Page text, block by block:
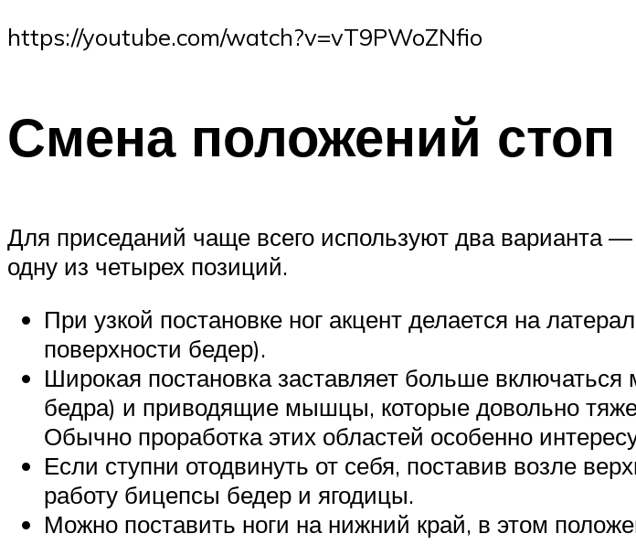
https://youtube.com/watch?v=vT9PWoZNfio
Смена положений стоп
Для приседаний чаще всего используют два
одну из четырех позиций.
При узкой постановке ног акцент делается на
поверхности бедер).
Широкая постановка заставляет больше
бедра) и приводящие мышцы, которые довольно
Обычно проработка этих областей особенно
Если ступни отодвинуть от себя, поставив возле
работу бицепсы бедер и ягодицы.
Можно поставить ноги на нижний край, в этом